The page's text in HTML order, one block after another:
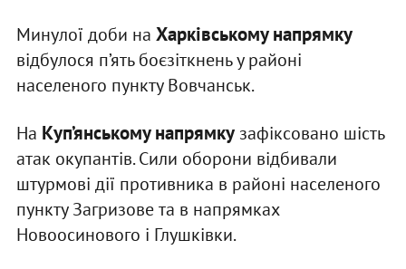
Минулої доби на Харківському напрямку
відбулося п’ять боєзіткнень у районі
населеного пункту Вовчанськ.
На Куп’янському напрямкузафіксовано шість
атак окупантів. Сили оборони відбивали
штурмові дії противника в районі населеного
пункту Загризове та в напрямках
Новоосинового і Глушківки.